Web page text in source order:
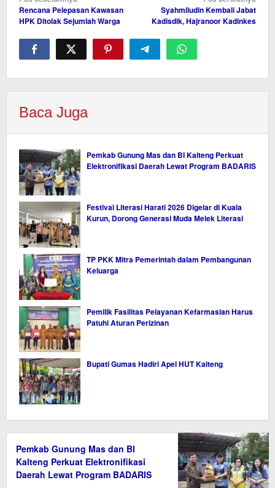
pos
Rencana Pelepasan Kawasan
HPK Ditolak Sejumlah Warga
Syahmiludin Kembali Jabat
Kadisdik, Hajranoor Kadinkes
Baca Juga
Pemkab Gunung Mas dan BI Kalteng Perkuat
Elektronifikasi Daerah Lewat Program BADARIS
Festival Literasi Harati 2026 Digelar di Kuala
Kurun, Dorong Generasi Muda Melek Literasi
TP PKK Mitra Pemerintah dalam Pembangunan
Keluarga
Pemilik Fasilitas Pelayanan Kefarmasian Harus
Patuhi Aturan Perizinan
Bupati Gumas Hadiri Apel HUT Kalteng
Pemkab Gunung Mas dan BI
Kalteng Perkuat Elektronifikasi
Daerah Lewat Program BADARIS